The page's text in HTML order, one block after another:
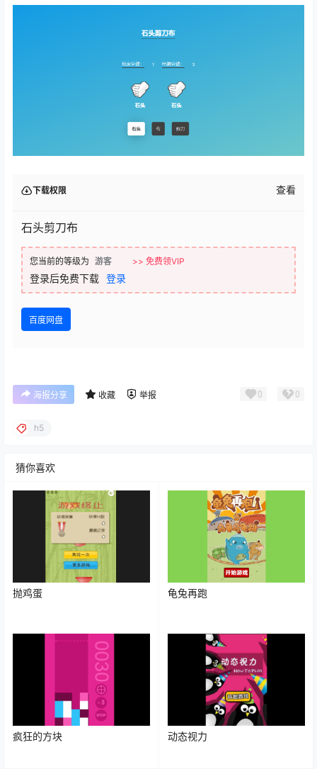
下载权限 查看
石头剪刀布
您当前的等级为 游客 >> 免费领VIP
登录后免费下载 登录
百度网盘
海报分享 收藏 举报 0 0
h5
猜你喜欢
抛鸡蛋 龟兔再跑
疯狂的方块 动态视力